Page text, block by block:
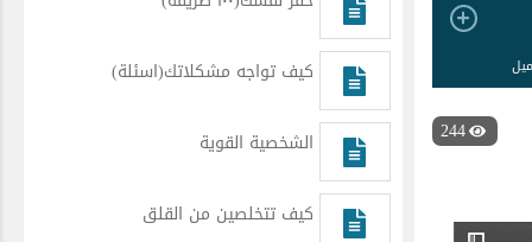
244
كيف تواجه مشكلاتك(اسئلة)
الشخصية القوية
كيف تتخلصين من القلق